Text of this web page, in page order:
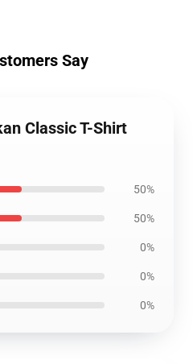
Say
Classic T-Shirt
50%
50%
0%
0%
0%